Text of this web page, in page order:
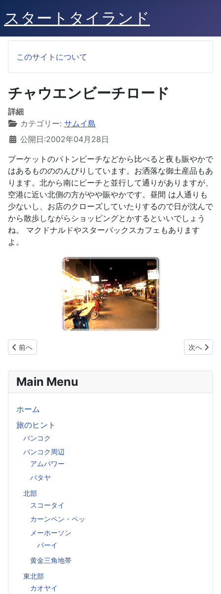
スタートタイランド
このサイトについて
Main Menu
ホーム
旅のヒント
バンコク
バンコク周辺
アムパワー
パタヤ
北部
スコータイ
カーンペン・ペッ
メーホーソン
パーイ
黄金三角地帯
東北部
カオヤイ
チャウエンビーチロード
詳細
カテゴリー: サムイ島
公開日:2002年04月28日
プーケットのパトンビーチなどから比べると夜も賑やかで
はあるものののんびりしています。お洒落な御土産品もあ
ります。北から南にビーチと並行して通りがありますが、
空港に近い北側の方がやや賑やかです。昼間 は人通りも
少ないし、お店のクローズしていたりするので日が沈んで
から散歩しながらショッピングとかするといいでしょう
ね。 マクドナルドやスターバックスカフェもあります
よ。
前の記事へ: サムイ島のベストシーズンはいつ？
前へ 次の記事
次へ